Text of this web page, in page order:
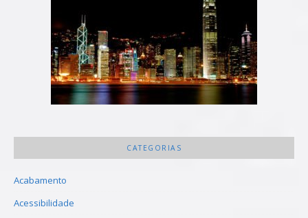
CATEGORIAS
Acabamento
Acessibilidade